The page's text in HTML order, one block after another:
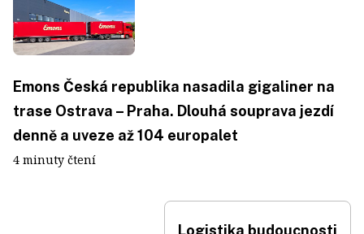
Emons Česká republika nasadila gigaliner na
trase Ostrava – Praha. Dlouhá souprava jezdí
denně a uveze až 104 europalet
4 minuty čtení
Logistika budoucnosti